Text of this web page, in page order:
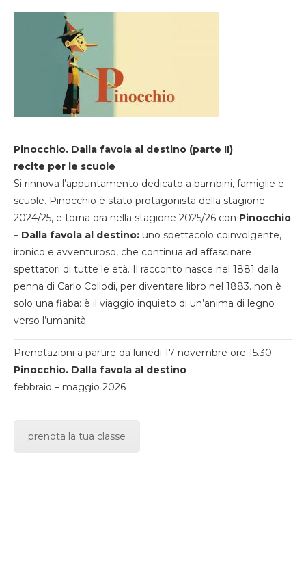
Pinocchio. Dalla favola al destino (parte II)
recite per le scuole
Si rinnova l’appuntamento dedicato a bambini, famiglie e
scuole. Pinocchio è stato protagonista della stagione
2024/25, e torna ora nella stagione 2025/26 con Pinocchio
– Dalla favola al destino: uno spettacolo coinvolgente,
ironico e avventuroso, che continua ad affascinare
spettatori di tutte le età. Il racconto nasce nel 1881 dalla
penna di Carlo Collodi, per diventare libro nel 1883. non è
solo una fiaba: è il viaggio inquieto di un’anima di legno
verso l’umanità.
Prenotazioni a partire da lunedi 17 novembre ore 15.30
Pinocchio. Dalla favola al destino
febbraio – maggio 2026
prenota la tua classe